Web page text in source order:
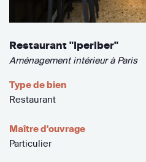
Restaurant "Iperiber"
Aménagement intérieur à Paris
Type de bien
Restaurant
Maître d'ouvrage
Particulier